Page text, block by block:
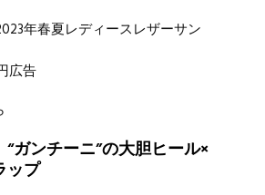
年春夏レディースレザーサン
広告
ガンチーニ”の大胆ヒール×
ップ